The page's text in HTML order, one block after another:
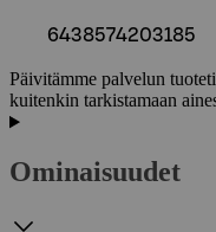
6438574203185
Päivitämme palvelun
kuitenkin tarkistamaan
Ominaisuudet